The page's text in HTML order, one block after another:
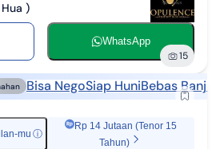
)
WhatsApp
15
Bisa NegoSiap HuniBebas Banjir
mu ⓘ
Rp 14 Jutaan (Tenor 15
Tahun)